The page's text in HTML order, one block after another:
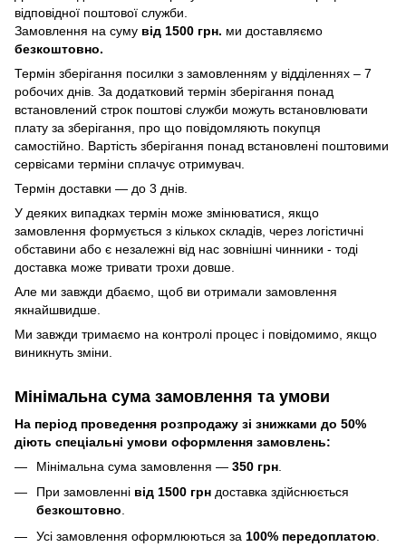
відповідної поштової служби.
Замовлення на суму від 1500 грн. ми доставляємо
безкоштовно.
Термін зберігання посилки з замовленням у відділеннях – 7
робочих днів. За додатковий термін зберігання понад
встановлений строк поштові служби можуть встановлювати
плату за зберігання, про що повідомляють покупця
самостійно. Вартість зберігання понад вcтановлені поштовими
сервісами терміни сплачує отримувач.
Термін доставки — до 3 днів.
У деяких випадках термін може змінюватися, якщо
замовлення формується з кількох складів, через логістичні
обставини або є незалежні від нас зовнішні чинники - тоді
доставка може тривати трохи довше.
Але ми завжди дбаємо, щоб ви отримали замовлення
якнайшвидше.
Ми завжди тримаємо на контролі процес і повідомимо, якщо
виникнуть зміни.
Мінімальна сума замовлення та умови
На період проведення розпродажу зі знижками до 50%
діють спеціальні умови оформлення замовлень:
Мінімальна сума замовлення — 350 грн
При замовленні від 1500 грн доставка здійснюється
безкоштовно.
Усі замовлення оформлюються за 100% передоплатою